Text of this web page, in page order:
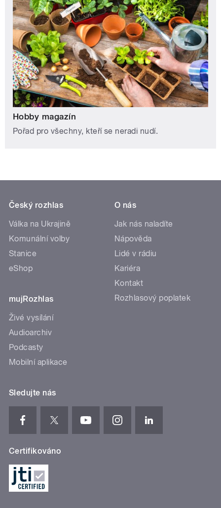
Hobby magazín
Pořad pro všechny, kteří se neradi nudí.
Český rozhlas
Válka na Ukrajině
Komunální volby
Stanice
eShop
mujRozhlas
Živé vysílání
Audioarchiv
Podcasty
Mobilní aplikace
O nás
Jak nás naladíte
Nápověda
Lidé v rádiu
Kariéra
Kontakt
Rozhlasový poplatek
Sledujte nás
Certifikováno